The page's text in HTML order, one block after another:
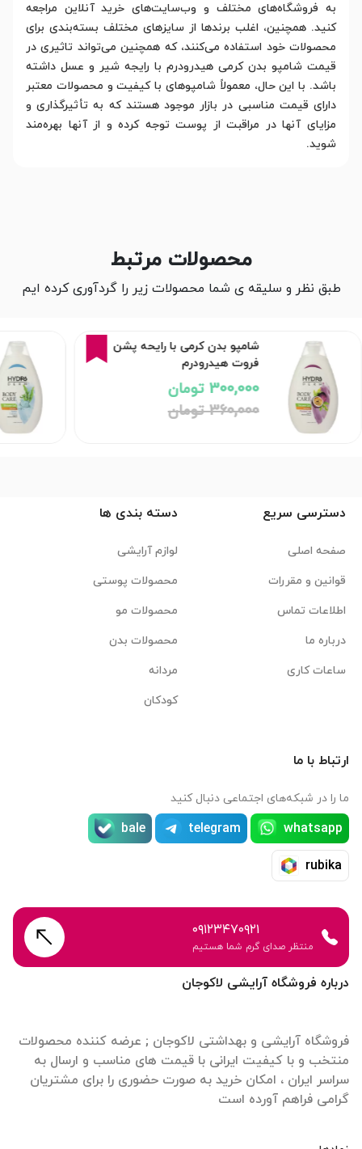
به فروشگاه‌های مختلف و وب‌سایت‌های خرید آنلاین مراجعه
کنید. همچنین، اغلب برندها از سایزهای مختلف بسته‌بندی برای
محصولات خود استفاده می‌کنند، که همچنین می‌تواند تاثیری در
قیمت شامپو بدن کرمی هیدرودرم با رایجه شیر و عسل داشته
باشد. با این حال، معمولاً شامپوهای با کیفیت و محصولات معتبر
دارای قیمت مناسبی در بازار موجود هستند که به تأثیرگذاری و
مزایای آنها در مراقبت از پوست توجه کرده و از آنها بهره‌مند
شوید.
محصولات مرتبط
طبق نظر و سلیقه ی شما محصولات زیر را گردآوری کرده ایم
شامپو بدن کرمی با رایحه پشن
فروت هیدرودرم
300,000 تومان
360,000 تومان
درباره فروشگاه آرایشی لاکوجان
فروشگاه آرایشی و بهداشتی لاکوجان ; عرضه کننده محصولات
منتخب و با کیفیت ایرانی با قیمت های مناسب و ارسال به
سراسر ایران ، امکان خرید به صورت حضوری را برای مشتریان
گرامی فراهم آورده است
دسترسی سریع
صفحه اصلی
قوانین و مقررات
اطلاعات تماس
درباره ما
ساعات کاری
دسته بندی ها
لوازم آرایشی
محصولات پوستی
محصولات مو
محصولات بدن
مردانه
کودکان
ارتباط با ما
ما را در شبکه‌های اجتماعی دنبال کنید
whatsapp
telegram
bale
rubika
۰۹۱۲۳۴۷۰۹۲۱
منتظر صدای گرم شما هستیم